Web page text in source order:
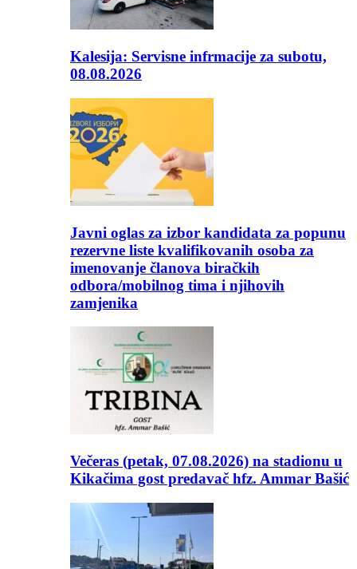
Kalesija: Servisne infrmacije za subotu,
08.08.2026
Javni oglas za izbor kandidata za popunu
rezervne liste kvalifikovanih osoba za
imenovanje članova biračkih
odbora/mobilnog tima i njihovih
zamjenika
Večeras (petak, 07.08.2026) na stadionu u
Kikačima gost predavač hfz. Ammar Bašić